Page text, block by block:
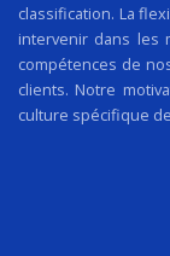
classification. La
intervenir dans les
compétences de
clients. Notre
culture spécifique de